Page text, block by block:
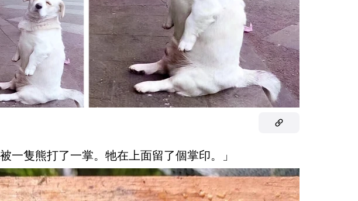
一隻熊打了一掌。牠在上面留了個掌印。」